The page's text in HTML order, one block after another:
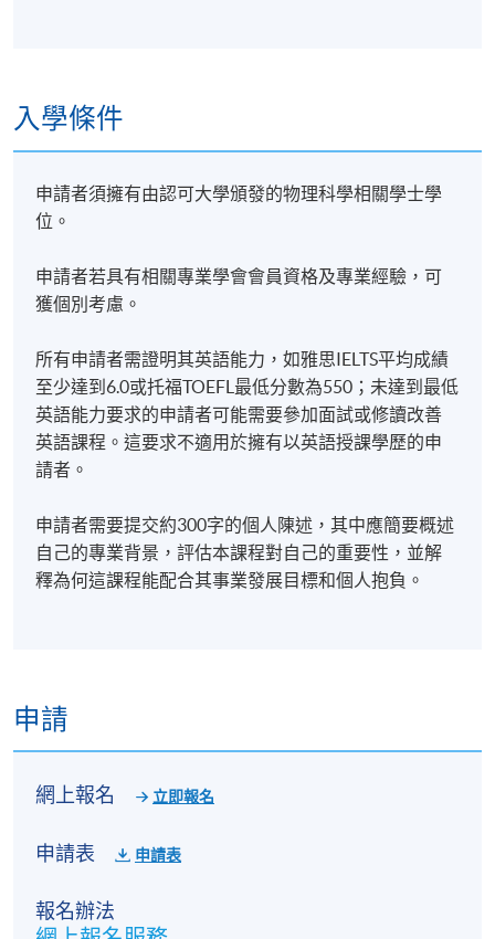
入學條件
申請者須擁有由認可大學頒發的物理科學相關學士學
位。
申請者若具有相關專業學會會員資格及專業經驗，可
獲個別考慮。
所有申請者需證明其英語能力，如雅思IELTS平均成績
至少達到6.0或托福TOEFL最低分數為550；未達到最低
英語能力要求的申請者可能需要參加面試或修讀改善
英語課程。這要求不適用於擁有以英語授課學歷的申
請者。
申請者需要提交約300字的個人陳述，其中應簡要概述
自己的專業背景，評估本課程對自己的重要性，並解
釋為何這課程能配合其事業發展目標和個人抱負。
申請
網上報名 立即報名
申請表 申請表
報名辦法